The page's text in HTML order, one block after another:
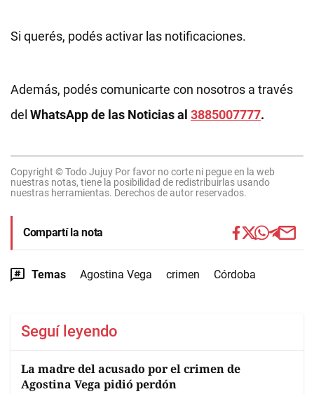
Si querés, podés activar las notificaciones.
Además, podés comunicarte con nosotros a través
del WhatsApp de las Noticias al 3885007777.
Copyright © Todo Jujuy Por favor no corte ni pegue en la web
nuestras notas, tiene la posibilidad de redistribuirlas usando
nuestras herramientas. Derechos de autor reservados.
Compartí la nota
Temas Agostina Vega crimen Córdoba
Seguí leyendo
La madre del acusado por el crimen de
Agostina Vega pidió perdón